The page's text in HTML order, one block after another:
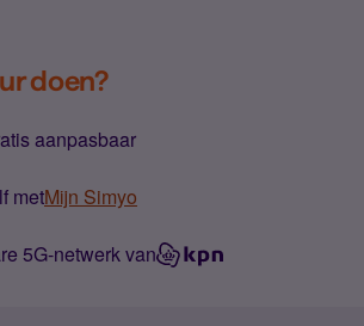
doen?
aanpasbaar
metMijn Simyo
5G-netwerk van